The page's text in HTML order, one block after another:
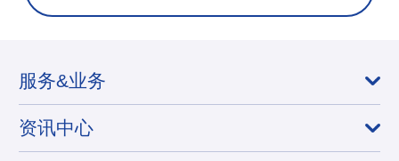
服务&业务
资讯中心